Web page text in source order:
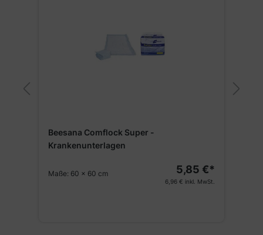
Beesana Comflock Super -
Krankenunterlagen
Maße: 60 x 60 cm 5,85 €*
6,96 € inkl. MwSt.